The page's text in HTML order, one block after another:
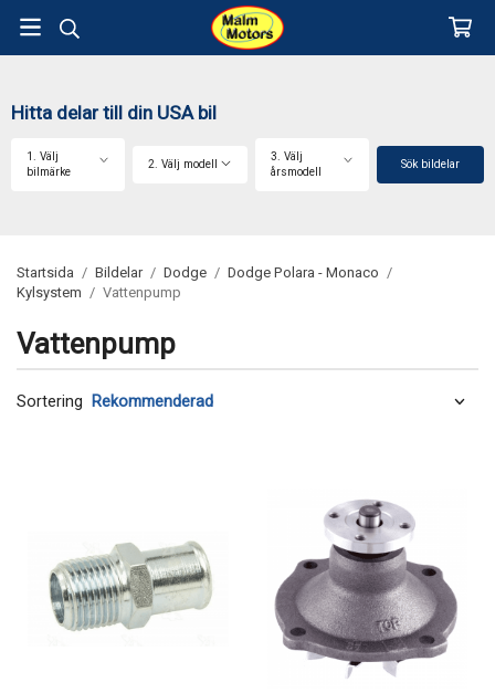
Hitta delar till din USA bil
1. Välj
bilmärke
2. Välj modell
3. Välj
årsmodell
Sök bildelar
Startsida / Bildelar / Dodge / Dodge Polara - Monaco /
Kylsystem / Vattenpump
Vattenpump
Sortering